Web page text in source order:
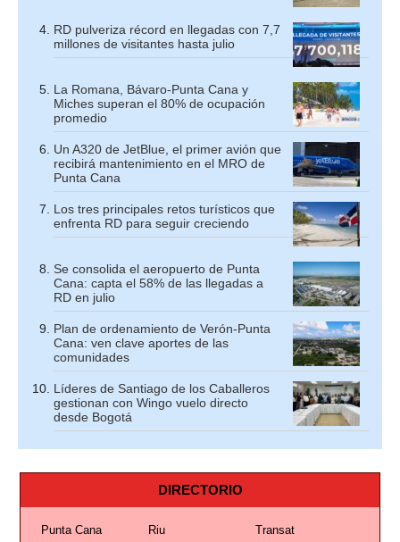
RD pulveriza récord en llegadas con 7,7
millones de visitantes hasta julio
La Romana, Bávaro-Punta Cana y
Miches superan el 80% de ocupación
promedio
Un A320 de JetBlue, el primer avión que
recibirá mantenimiento en el MRO de
Punta Cana
Los tres principales retos turísticos que
enfrenta RD para seguir creciendo
Se consolida el aeropuerto de Punta
Cana: capta el 58% de las llegadas a
RD en julio
Plan de ordenamiento de Verón-Punta
Cana: ven clave aportes de las
comunidades
Líderes de Santiago de los Caballeros
gestionan con Wingo vuelo directo
desde Bogotá
DIRECTORIO
Punta Cana Riu
Transat